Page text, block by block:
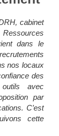
cabinet
dans le
nos locaux
des
avec
par
C’est
cette